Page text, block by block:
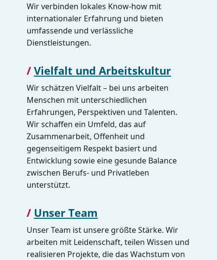
Wir verbinden lokales Know-how mit
internationaler Erfahrung und bieten
umfassende und verlässliche
Dienstleistungen.
/ Vielfalt und Arbeitskultur
Wir schätzen Vielfalt – bei uns arbeiten
Menschen mit unterschiedlichen
Erfahrungen, Perspektiven und Talenten.
Wir schaffen ein Umfeld, das auf
Zusammenarbeit, Offenheit und
gegenseitigem Respekt basiert und
Entwicklung sowie eine gesunde Balance
zwischen Berufs- und Privatleben
unterstützt.
/ Unser Team
Unser Team ist unsere größte Stärke. Wir
arbeiten mit Leidenschaft, teilen Wissen und
realisieren Projekte, die das Wachstum von